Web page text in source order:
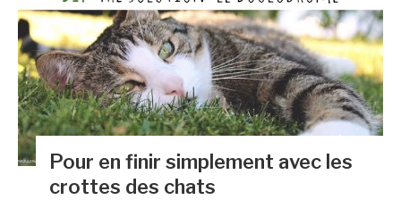
Pour en finir simplement avec les
crottes des chats